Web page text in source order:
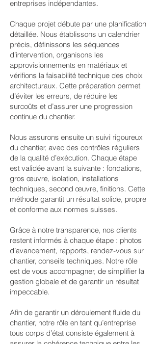
entreprises indépendantes.
Chaque projet débute par une planification
détaillée. Nous établissons un calendrier
précis, définissons les séquences
d’intervention, organisons les
approvisionnements en matériaux et
vérifions la faisabilité technique des choix
architecturaux. Cette préparation permet
d’éviter les erreurs, de réduire les
surcoûts et d’assurer une progression
continue du chantier.
Nous assurons ensuite un suivi rigoureux
du chantier, avec des contrôles réguliers
de la qualité d’exécution. Chaque étape
est validée avant la suivante : fondations,
gros œuvre, isolation, installations
techniques, second œuvre, finitions. Cette
méthode garantit un résultat solide, propre
et conforme aux normes suisses.
Grâce à notre transparence, nos clients
restent informés à chaque étape : photos
d’avancement, rapports, rendez-vous sur
chantier, conseils techniques. Notre rôle
est de vous accompagner, de simplifier la
gestion globale et de garantir un résultat
impeccable.
Afin de garantir un déroulement fluide du
chantier, notre rôle en tant qu’entreprise
tous corps d’état consiste également à